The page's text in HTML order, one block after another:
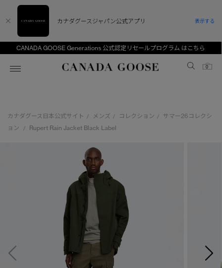
CANADA GOOSE Generations 公式認定リセールプログラム はこちら
Canada Goose
0
スノーグース
アンバサダー
スプリングコレクション
ウィメンズ TOP
ベストセラー
FW26コレクション
サマー 26 コレクション
サマー 26 コレクションLOOK
日本限定モデル
メンズ TOP
ベストセラー
FW26コレクション
サマー 26 コレクション
サマー 26 コレクションLOOK
日本限定モデル
キッズ TOP
ベビー（0‐24ヵ月)
キッズ（2‐7歳)
ユース（6＋歳)
コレクション
CANADA GOOSE Generationsは、アウター
ウェアの下取り・再販を通じて、長く愛される製
品の価値を受け継いでいきます。
アーカイブの希少なピースもご覧いただけます。
詳しく見る
カナダグース日本公式サイト / メンズ / コレクション /
サマー26コレクシ
ョン
/ Rupert Rain Jacket Black Label
カナダグースジャパン公式アプリ 表示する